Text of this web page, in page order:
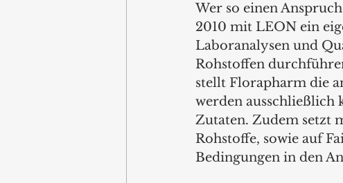
Wer so einen
2010 mit LEON ein
Laboranalysen und
Rohstoffen
stellt Florapharm die
werden ausschließlich
Zutaten. Zudem setzt
Rohstoffe, sowie auf
Bedingungen in den